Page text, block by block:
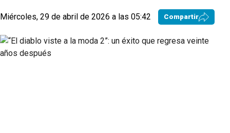
Miércoles, 29 de abril de 2026 a las 05:42 Compartir